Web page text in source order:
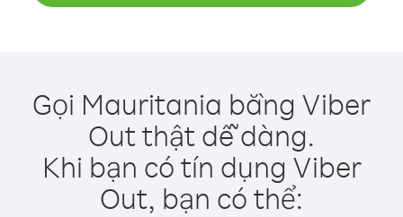
Gọi Mauritania bằng Viber
Out thật dễ dàng.
Khi bạn có tín dụng Viber
Out, bạn có thể: